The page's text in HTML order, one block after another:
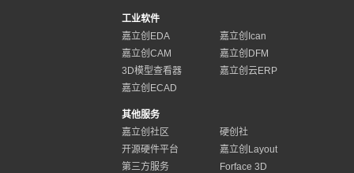
工业软件
嘉立创EDA
嘉立创Ican
嘉立创CAM
嘉立创DFM
3D模型查看器
嘉立创云ERP
嘉立创ECAD
其他服务
嘉立创社区
硬创社
开源硬件平台
嘉立创Layout
第三方服务
Forface 3D